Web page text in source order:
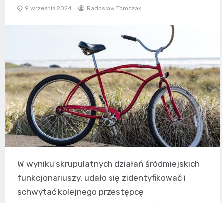
9 września 2024 Radosław Tomczak
W wyniku skrupulatnych działań śródmiejskich
funkcjonariuszy, udało się zidentyfikować i
schwytać kolejnego przestępcę